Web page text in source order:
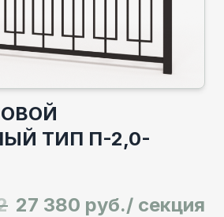
ТИП П-2,0-
27 380 руб./ секция